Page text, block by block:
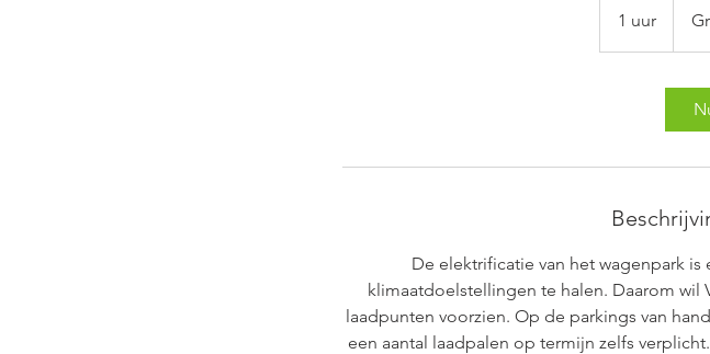
1 uur1
u
De elektrificatie van het wagenpark
klimaatdoelstellingen te halen. Daarom wil
laadpunten voorzien. Op de parkings van
een aantal laadpalen op termijn zelfs